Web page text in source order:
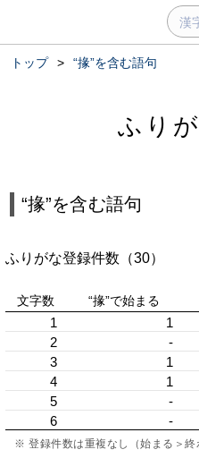
トップ > “掾”を含む語句
ふり
“掾”を含む語句
ふりがな登録件数（30）
文字数 “掾”で始まる
1 1
2
-
3
1
4
1
5
-
6
-
※ 登録件数は重複なし（始まる＞終